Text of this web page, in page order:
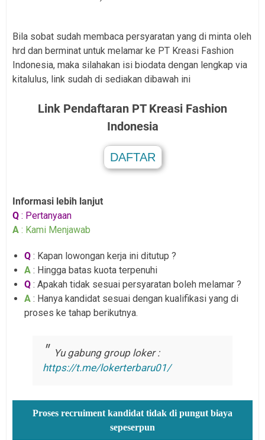
Bila sobat sudah membaca persyaratan yang di minta oleh
hrd dan berminat untuk melamar ke PT Kreasi Fashion
Indonesia, maka silahakan isi biodata dengan lengkap via
kitalulus, link sudah di sediakan dibawah ini
Link Pendaftaran PT Kreasi Fashion
Indonesia
DAFTAR
.
Informasi lebih lanjut
Q : Pertanyaan
A : Kami Menjawab
Q : Kapan lowongan kerja ini ditutup ?
A : Hingga batas kuota terpenuhi
Q : Apakah tidak sesuai persyaratan boleh melamar ?
A : Hanya kandidat sesuai dengan kualifikasi yang di
proses ke tahap berikutnya.
Yu gabung group loker :
https://t.me/lokerterbaru01/
Proses recruiment kandidat tidak di pungut biaya
sepeserpun